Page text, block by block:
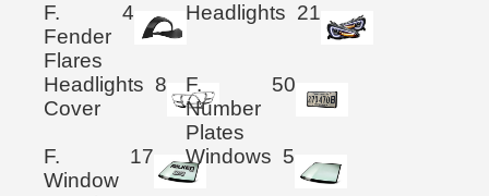
F.
Fender
Flares
4 Headlights 21
Headlights
Cover
8
F.
Number
Plates
50
F.
Window
17 Windows 5